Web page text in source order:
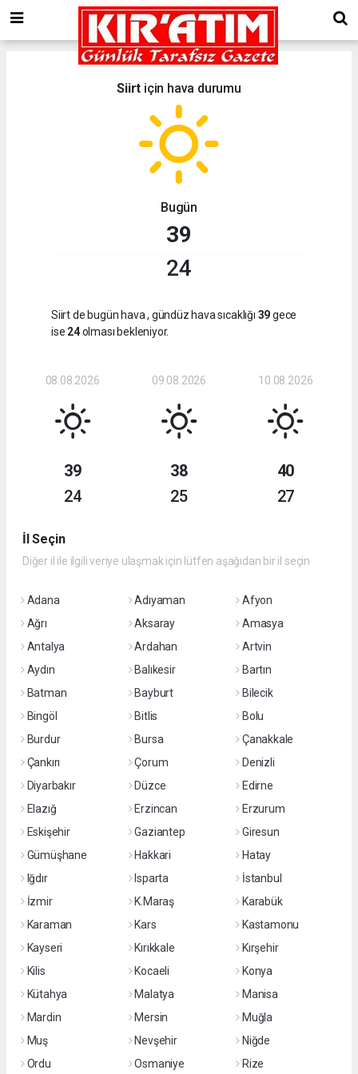
Siirt için hava durumu
Bugün
39
24
Siirt de bugün hava, gündüz hava sıcaklığı 39gece
ise 24olması bekleniyor.
08.08.2026
39
24
09.08.2026
38
25
10.08.2026
40
27
İl Seçin
Diğer il ile ilgili veriye ulaşmak için lütfen aşağıdan bir il seçin
Adana Adıyaman
Afyon
Ağrı
Aksaray
Amasya
Antalya
Ardahan
Artvin
Aydın
Balıkesir
Bartın
Batman
Bayburt
Bilecik
Bingöl
Bitlis
Bolu
Burdur
Bursa
Çanakkale
Çankırı
Çorum
Denizli
Diyarbakır
Düzce
Edirne
Elazığ
Erzincan
Erzurum
Eskişehir
Gaziantep
Giresun
Gümüşhane
Hakkari
Hatay
Iğdır
Isparta
İstanbul
İzmir
K.Maraş
Karabük
Karaman
Kars
Kastamonu
Kayseri
Kırıkkale
Kırşehir
Kilis
Kocaeli
Konya
Kütahya
Malatya
Manisa
Mardin
Mersin
Muğla
Muş
Nevşehir
Niğde
Ordu
Osmaniye Rize